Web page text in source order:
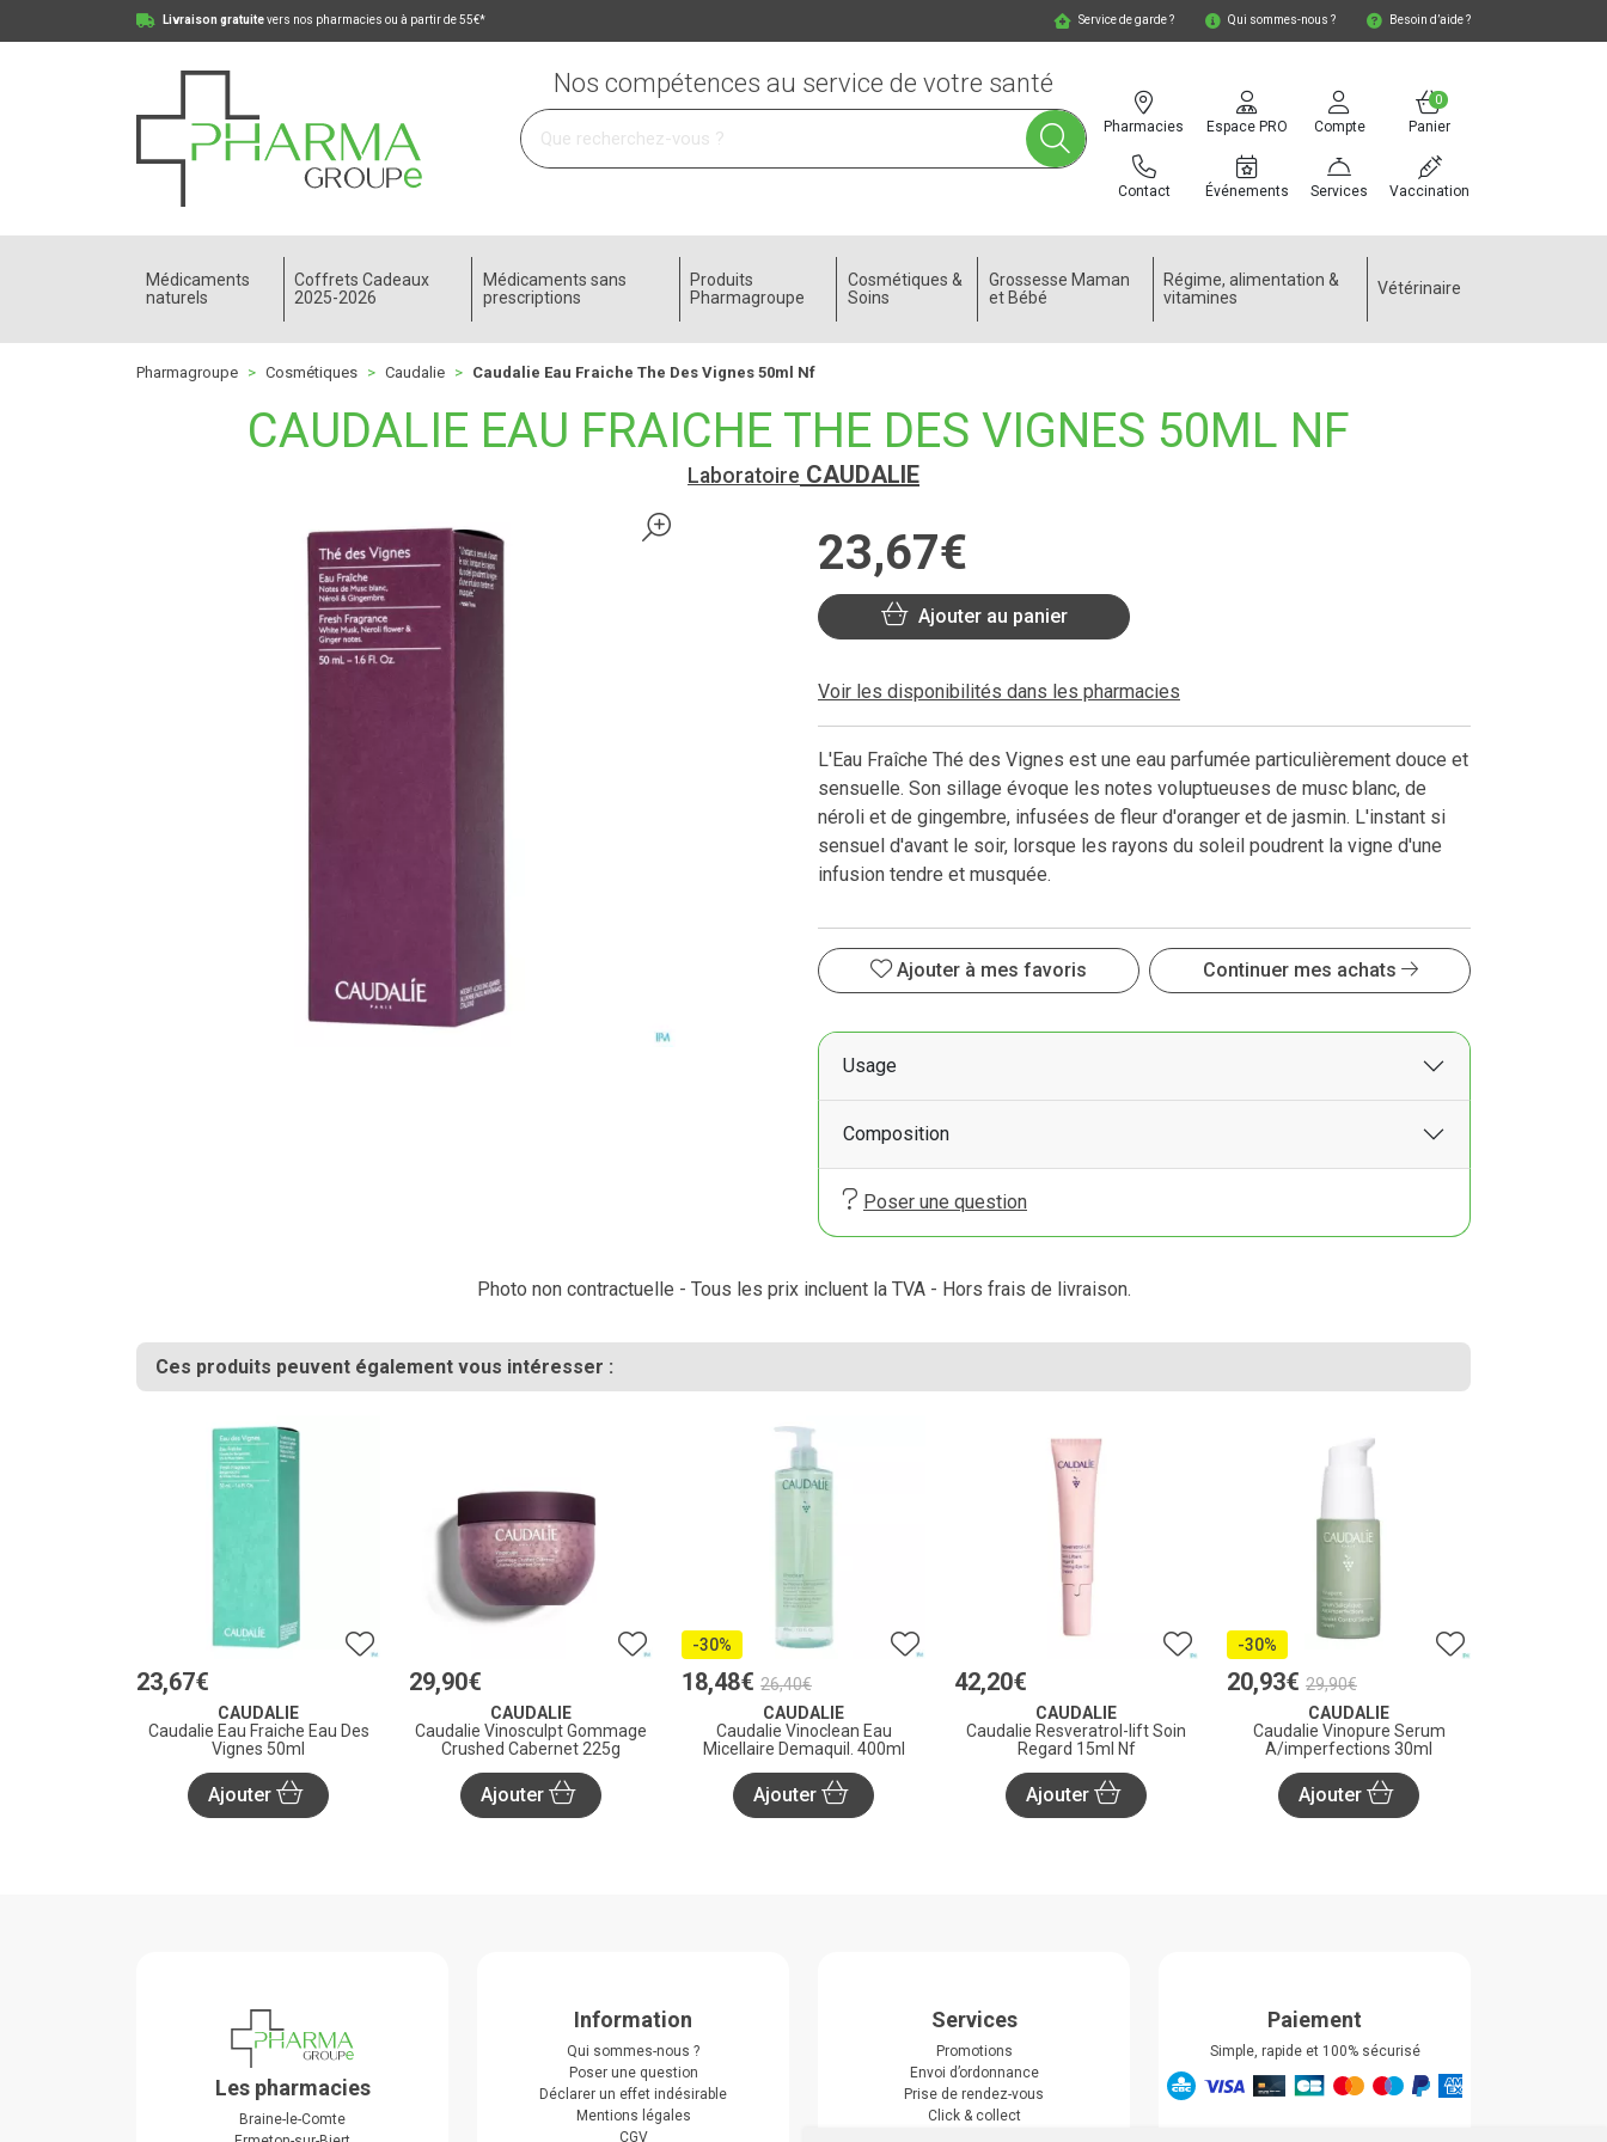
Livraison gratuitevers nos pharmacies ou à partir de 55€* Service de garde ? Qui sommes-nous ? Besoin d’aide ?
Pharmagroupe Votre pharmacie en ligne à votre service
Pharmacies
Contact
Espace PRO
Événements
Compte
Services
Panier
0
Vaccination
Nos compétences au service de votre santé
Médicaments
naturels
Coffrets Cadeaux
2025-2026
Médicaments sans
prescriptions
Produits
Pharmagroupe
Cosmétiques &
Soins
Grossesse Maman
et Bébé
Régime, alimentation &
vitamines
Vétérinaire
Pharmagroupe Cosmétiques Caudalie Caudalie Eau Fraiche The Des Vignes 50ml Nf
CAUDALIE EAU FRAICHE THE DES VIGNES 50ML NF
Laboratoire CAUDALIE
23,67€
Ajouter au panier
Voir les disponibilités dans les pharmacies
L'Eau Fraîche Thé des Vignes est une eau parfumée particulièrement douce et
sensuelle. Son sillage évoque les notes voluptueuses de musc blanc, de
néroli et de gingembre, infusées de fleur d'oranger et de jasmin. L'instant si
sensuel d'avant le soir, lorsque les rayons du soleil poudrent la vigne d'une
infusion tendre et musquée.
Ajouter à mes favoris Continuer mes achats
Usage
Composition
Poser une question
Photo non contractuelle - Tous les prix incluent la TVA - Hors frais de livraison.
Ces produits peuvent également vous intéresser :
23,67€
CAUDALIE
Caudalie Eau Fraiche Eau Des
Vignes 50ml
Ajouter
29,90€
CAUDALIE
Caudalie Vinosculpt Gommage
Crushed Cabernet 225g
Ajouter
-30%
18,48€ 26,40€
CAUDALIE
Caudalie Vinoclean Eau
Micellaire Demaquil. 400ml
Ajouter
42,20€
CAUDALIE
Caudalie Resveratrol-lift Soin
Regard 15ml Nf
Ajouter
-30%
20,93€ 29,90€
CAUDALIE
Caudalie Vinopure Serum
A/imperfections 30ml
Ajouter
Les pharmacies
Braine-le-Comte
Information
Qui sommes-nous ?
Poser une question
Déclarer un effet indésirable
Mentions légales
CGV
Services
Promotions
Envoi d’ordonnance
Prise de rendez-vous
Click & collect
Paiement
Simple, rapide et 100% sécurisé